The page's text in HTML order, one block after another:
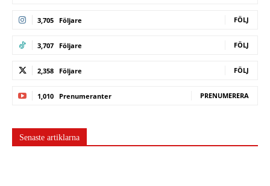
3,705 Följare FÖLJ
3,707 Följare FÖLJ
2,358 Följare FÖLJ
1,010 Prenumeranter PRENUMERERA
Senaste artiklarna